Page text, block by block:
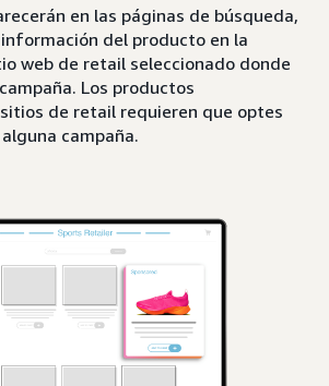
en las páginas de búsqueda,
del producto en la
web de retail seleccionado donde
Los productos
de retail requieren que optes
campaña.